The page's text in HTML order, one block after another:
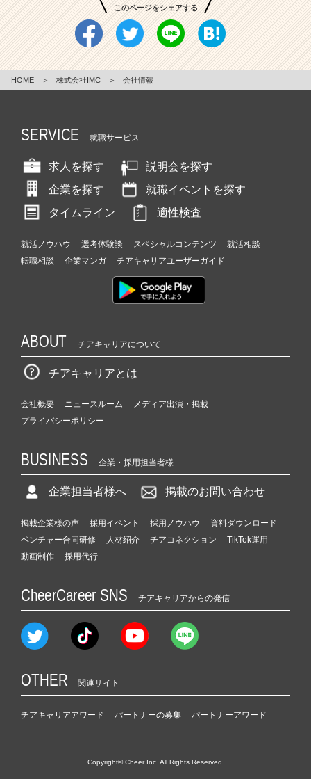
このページをシェアする
HOME ＞ 株式会社IMC ＞ 会社情報
SERVICE 就職サービス
求人を探す
説明会を探す
企業を探す
就職イベントを探す
タイムライン
適性検査
就活ノウハウ 選考体験談 スペシャルコンテンツ
就活相談
転職相談
企業マンガ チアキャリアユーザーガイド
ABOUT チアキャリアについて
チアキャリアとは
会社概要 ニュースルーム
メディア出演・掲載
プライバシーポリシー
BUSINESS 企業・採用担当者様
企業担当者様へ 掲載のお問い合わせ
掲載企業様の声 採用イベント 採用ノウハウ
資料ダウンロード
ベンチャー合同研修
人材紹介 チアコネクション
TikTok運用
動画制作
採用代行
CheerCareer SNS チアキャリアからの発信
OTHER 関連サイト
チアキャリアアワード パートナーの募集 パートナーアワード
Copyright© Cheer Inc. All Rights Reserved.